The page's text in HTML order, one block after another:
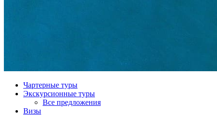
Чартерные туры
Экскурсионные туры
Все предложения
Визы